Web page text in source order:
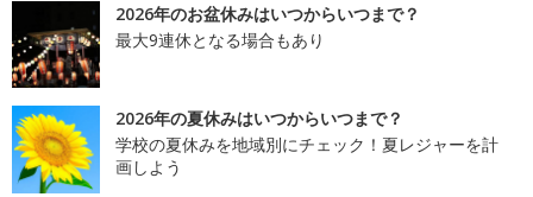
2026年のお盆休みはいつからいつまで？
最大9連休となる場合もあり
2026年の夏休みはいつからいつまで？
学校の夏休みを地域別にチェック！夏レジャーを計
画しよう